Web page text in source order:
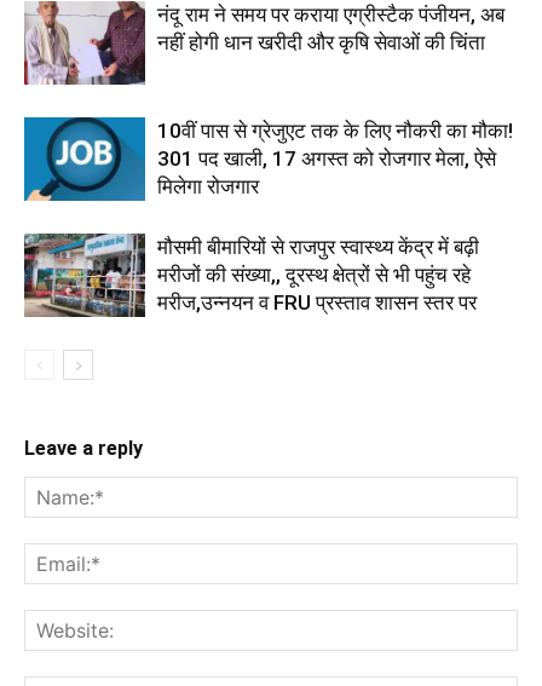
नंदू राम ने समय पर कराया एग्रीस्टैक पंजीयन, अब
नहीं होगी धान खरीदी और कृषि सेवाओं की चिंता
10वीं पास से ग्रेजुएट तक के लिए नौकरी का मौका!
301 पद खाली, 17 अगस्त को रोजगार मेला, ऐसे
मिलेगा रोजगार
मौसमी बीमारियों से राजपुर स्वास्थ्य केंद्र में बढ़ी
मरीजों की संख्या,, दूरस्थ क्षेत्रों से भी पहुंच रहे
मरीज,उन्नयन व FRU प्रस्ताव शासन स्तर पर
Leave a reply